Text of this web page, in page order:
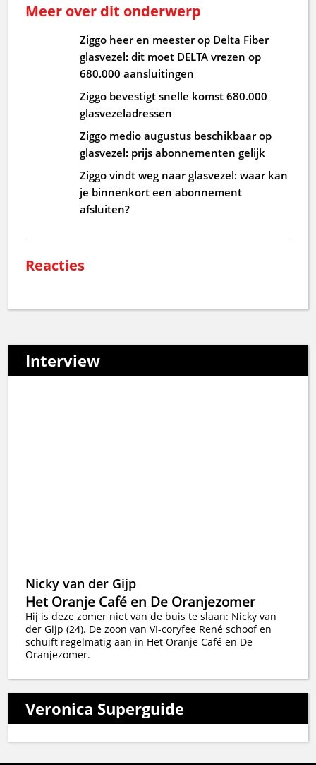
Meer over dit onderwerp
Ziggo heer en meester op Delta Fiber
glasvezel: dit moet DELTA vrezen op
680.000 aansluitingen
Ziggo bevestigt snelle komst 680.000
glasvezeladressen
Ziggo medio augustus beschikbaar op
glasvezel: prijs abonnementen gelijk
Ziggo vindt weg naar glasvezel: waar kan
je binnenkort een abonnement
afsluiten?
Reacties
Interview
Nicky van der Gijp
Het Oranje Café en De Oranjezomer
Hij is deze zomer niet van de buis te slaan: Nicky van
der Gijp (24). De zoon van VI-coryfee René schoof en
schuift regelmatig aan in Het Oranje Café en De
Oranjezomer.
Veronica Superguide